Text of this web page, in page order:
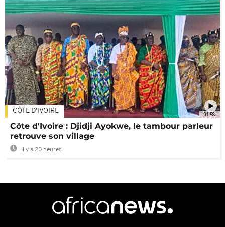
01:58
CÔTE D'IVOIRE
Côte d'Ivoire : Djidji Ayokwe, le tambour parleur
retrouve son village
Il y a 20 heures